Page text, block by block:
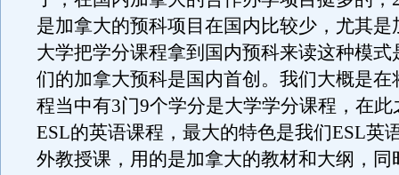
是加拿大的预科项目在国内比较少，尤其是
大学把学分课程拿到国内预科来读这种模式
们的加拿大预科是国内首创。我们大概是在
程当中有3门9个学分是大学学分课程，在此
ESL的英语课程，最大的特色是我们ESL英
外教授课，用的是加拿大的教材和大纲，同